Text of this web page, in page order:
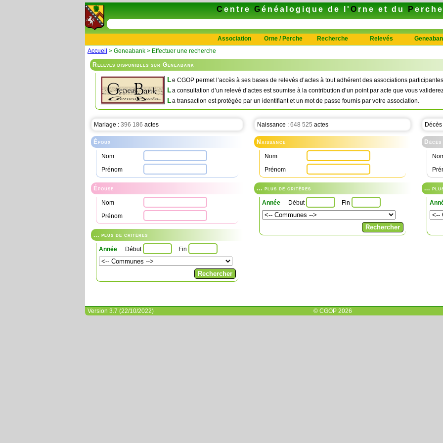
C entre Généalogique de l' O rne et du P erche
Association Orne / Perche Recherche Relevés
Accueil > Geneabank > Effectuer une recherche
Relevés disponibles sur Geneabank
Le CGOP permet l’accès à ses bases de relevés d’actes à tout adhérent des associations
La consultation d’un relevé d’actes est soumise à la contribution d’un point par acte que vous
La transaction est protégée par un identifiant et un mot de passe fournis par votre association.
Mariage : 396 186 actes
Époux
Nom
Prénom
Épouse
Nom
Prénom
... plus de critères
Année Début Fin
Naissance : 648 525 actes
Naissance
Nom
Prénom
... plus de critères
Année Début Fin
Décès
Décès
...
Version 3.7 (22/10/2022) © CGOP 2026